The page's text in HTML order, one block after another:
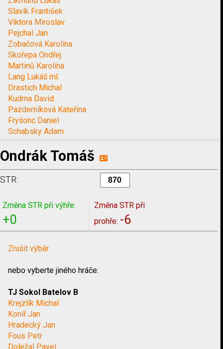
Slavík František
Viktora Miroslav
Pejchal Jan
Zobačová Karolína
Skořepa Ondřej
Martinů Karolína
Lang Lukáš ml.
Drastich Michal
Kudrna David
Pazderníková Kateřina
Fryšonc Daniel
Schabsky Adam
Ondrák Tomáš
STR:
Změna STR při výhře:
+0
Změna STR při
prohře: -6
Zrušit výběr
nebo vyberte jiného hráče:
TJ Sokol Batelov B
Krejzlík Michal
Koníř Jan
Hradecký Jan
Fous Petr
Doležal Pavel